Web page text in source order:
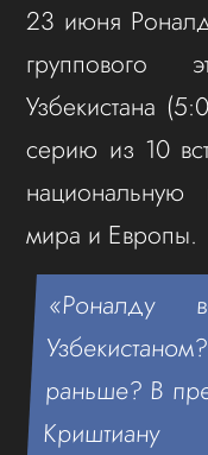
23 июня
группового
Узбекистана
серию из 10
мира и Европы.
«Роналду
раньше? В